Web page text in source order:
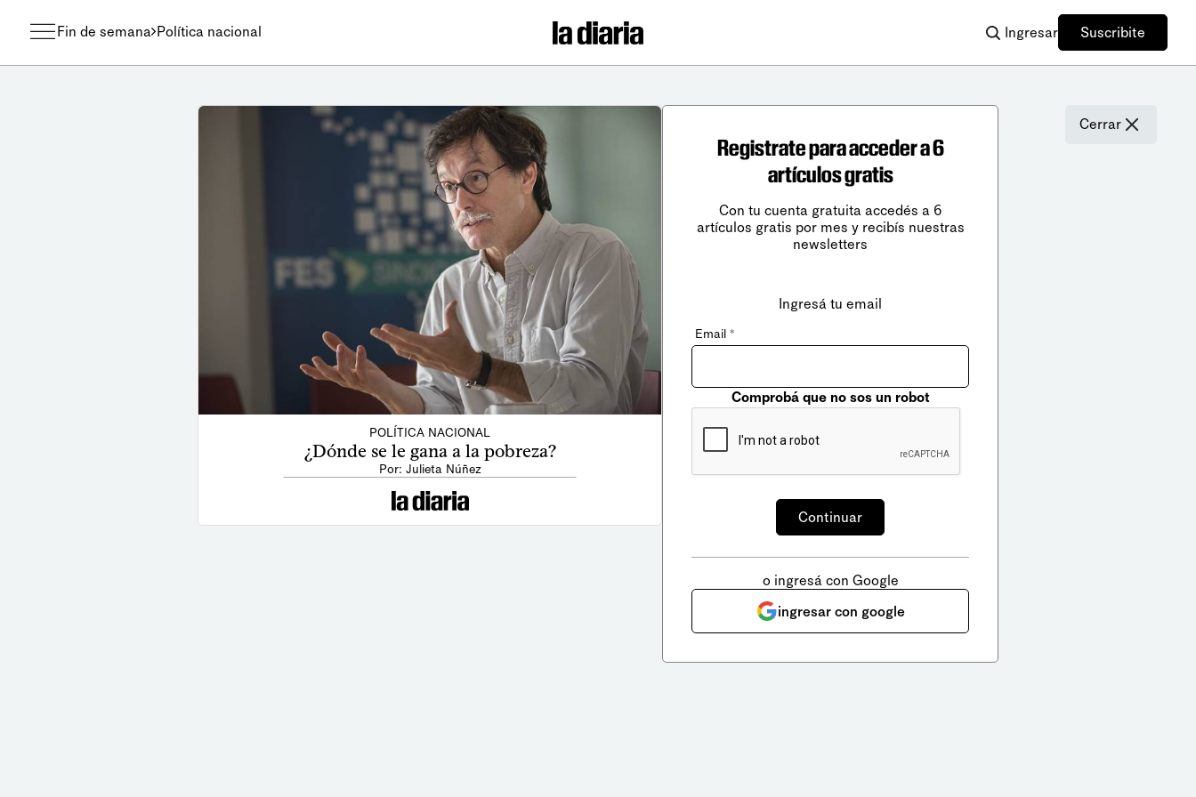
Fin de semana Política nacional Ingresar Suscribite
POLÍTICA NACIONAL
¿Dónde se le gana a la pobreza?
Por: Julieta Núñez
Cerrar
Registrate para acceder a 6
artículos gratis
Con tu cuenta gratuita accedés a 6
artículos gratis por mes y recibís nuestras
newsletters
Ingresá tu email
Email *
Comprobá que no sos un robot
o ingresá con Google
ingresar con google